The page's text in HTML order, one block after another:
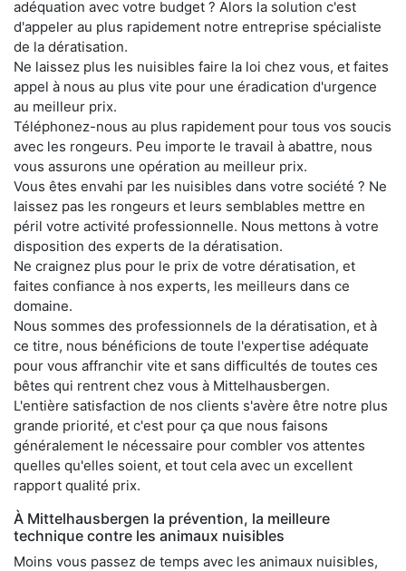
adéquation avec votre budget ? Alors la solution c'est
d'appeler au plus rapidement notre entreprise spécialiste
de la dératisation.
Ne laissez plus les nuisibles faire la loi chez vous, et faites
appel à nous au plus vite pour une éradication d'urgence
au meilleur prix.
Téléphonez-nous au plus rapidement pour tous vos soucis
avec les rongeurs. Peu importe le travail à abattre, nous
vous assurons une opération au meilleur prix.
Vous êtes envahi par les nuisibles dans votre société ? Ne
laissez pas les rongeurs et leurs semblables mettre en
péril votre activité professionnelle. Nous mettons à votre
disposition des experts de la dératisation.
Ne craignez plus pour le prix de votre dératisation, et
faites confiance à nos experts, les meilleurs dans ce
domaine.
Nous sommes des professionnels de la dératisation, et à
ce titre, nous bénéficions de toute l'expertise adéquate
pour vous affranchir vite et sans difficultés de toutes ces
bêtes qui rentrent chez vous à Mittelhausbergen.
L'entière satisfaction de nos clients s'avère être notre plus
grande priorité, et c'est pour ça que nous faisons
généralement le nécessaire pour combler vos attentes
quelles qu'elles soient, et tout cela avec un excellent
rapport qualité prix.
À Mittelhausbergen la prévention, la meilleure
technique contre les animaux nuisibles
Moins vous passez de temps avec les animaux nuisibles,